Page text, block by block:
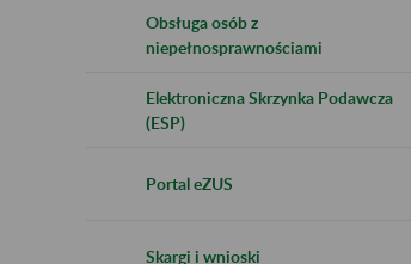
Obsługa osób z
niepełnosprawnościami
Elektroniczna Skrzynka Podawcza
(ESP)
Portal eZUS
Skargi i wnioski